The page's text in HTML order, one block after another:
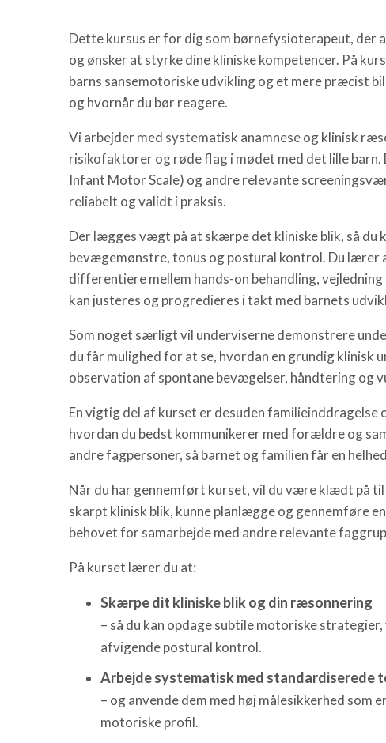
Dette kursus er for dig som børnefysioterapeut, der
og ønsker at styrke dine kliniske kompetencer. På
barns sansemotoriske udvikling og et mere præcist
og hvornår du bør reagere.
Vi arbejder med systematisk anamnese og klinisk
risikofaktorer og røde flag i mødet med det lille
Infant Motor Scale) og andre relevante
reliabelt og validt i praksis.
Der lægges vægt på at skærpe det kliniske blik, så du
bevægemønstre, tonus og postural kontrol. Du
differentiere mellem hands-on behandling,
kan justeres og progredieres i takt med barnets
Som noget særligt vil underviserne demonstrere
du får mulighed for at se, hvordan en grundig klinisk
observation af spontane bevægelser, håndtering
En vigtig del af kurset er desuden
hvordan du bedst kommunikerer med forældre og
andre fagpersoner, så barnet og familien får en
Når du har gennemført kurset, vil du være klædt på
skarpt klinisk blik, kunne planlægge og gennemføre
behovet for samarbejde med andre relevante
På kurset lærer du at:
Skærpe dit kliniske blik og din ræsonnering
– så du kan opdage subtile motoriske
afvigende postural kontrol.
Arbejde systematisk med standardiserede
– og anvende dem med høj målesikkerhed
motoriske profil.